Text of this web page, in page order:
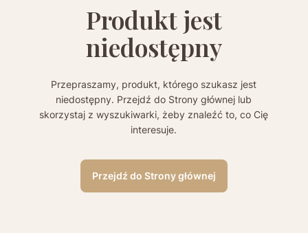
Produkt jest
niedostępny
Przepraszamy, produkt, którego szukasz jest
niedostępny. Przejdź do Strony głównej lub
skorzystaj z wyszukiwarki, żeby znaleźć to, co Cię
interesuje.
Przejdź do Strony głównej